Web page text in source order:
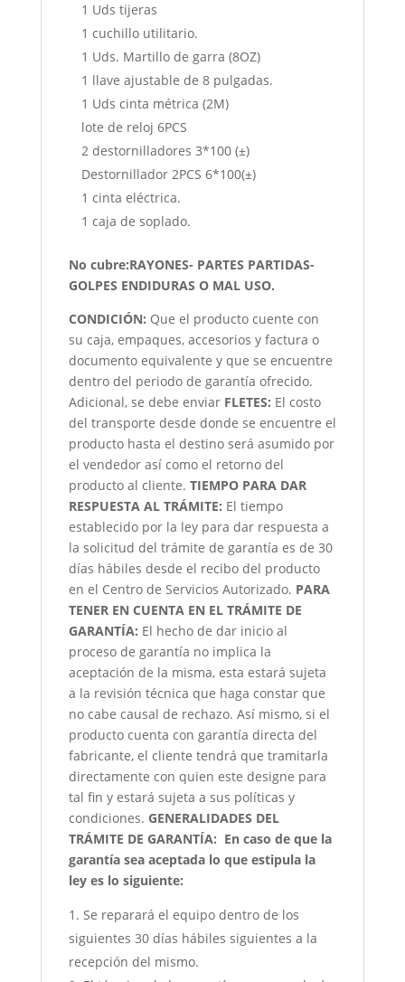
1 Uds tijeras
1 cuchillo utilitario.
1 Uds. Martillo de garra (8OZ)
1 llave ajustable de 8 pulgadas.
1 Uds cinta métrica (2M)
lote de reloj 6PCS
2 destornilladores 3*100 (±)
Destornillador 2PCS 6*100(±)
1 cinta eléctrica.
1 caja de soplado.
No cubre:RAYONES- PARTES PARTIDAS-
GOLPES ENDIDURAS O MAL USO.
CONDICIÓN: Que el producto cuente con
su caja, empaques, accesorios y factura o
documento equivalente y que se encuentre
dentro del periodo de garantía ofrecido.
Adicional, se debe enviar FLETES: El costo
del transporte desde donde se encuentre el
producto hasta el destino será asumido por
el vendedor así como el retorno del
producto al cliente. TIEMPO PARA DAR
RESPUESTA AL TRÁMITE: El tiempo
establecido por la ley para dar respuesta a
la solicitud del trámite de garantía es de 30
días hábiles desde el recibo del producto
en el Centro de Servicios Autorizado. PARA
TENER EN CUENTA EN EL TRÁMITE DE
GARANTÍA: El hecho de dar inicio al
proceso de garantía no implica la
aceptación de la misma, esta estará sujeta
a la revisión técnica que haga constar que
no cabe causal de rechazo. Así mismo, si el
producto cuenta con garantía directa del
fabricante, el cliente tendrá que tramitarla
directamente con quien este designe para
tal fin y estará sujeta a sus políticas y
condiciones. GENERALIDADES DEL
TRÁMITE DE GARANTÍA: En caso de que la
garantía sea aceptada lo que estipula la
ley es lo siguiente:
Se reparará el equipo dentro de los
siguientes 30 días hábiles siguientes a la
recepción del mismo.